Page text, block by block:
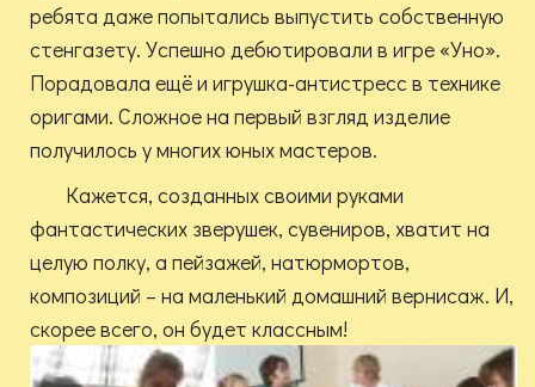
ребята даже попытались выпустить собственную
стенгазету. Успешно дебютировали в игре «Уно».
Порадовала ещё и игрушка-антистресс в технике
оригами. Сложное на первый взгляд изделие
получилось у многих юных мастеров.
Кажется, созданных своими руками
фантастических зверушек, сувениров, хватит на
целую полку, а пейзажей, натюрмортов,
композиций – на маленький домашний вернисаж. И,
скорее всего, он будет классным!